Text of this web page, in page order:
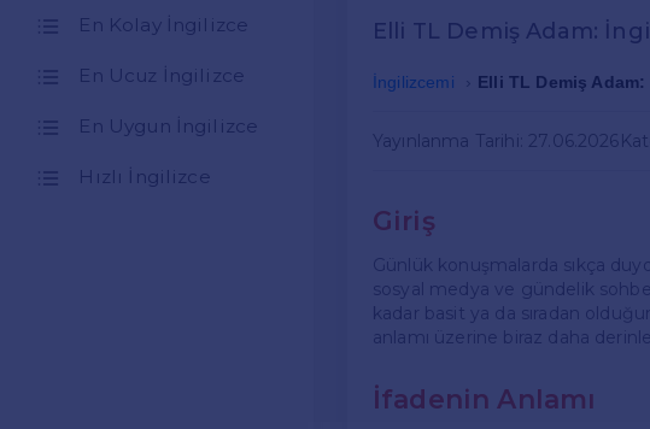
En Kolay İngilizce
En Ucuz İngilizce
En Uygun İngilizce
Hızlı İngilizce
Elli TL Demiş Adam:
İngilizcemi Elli TL Demiş
Yayınlanma Tarihi: 27.06.2026
Giriş
Günlük konuşmalarda sıkça
sosyal medya ve gündelik
kadar basit ya da sıradan
anlamı üzerine biraz daha
İfadenin Anlamı